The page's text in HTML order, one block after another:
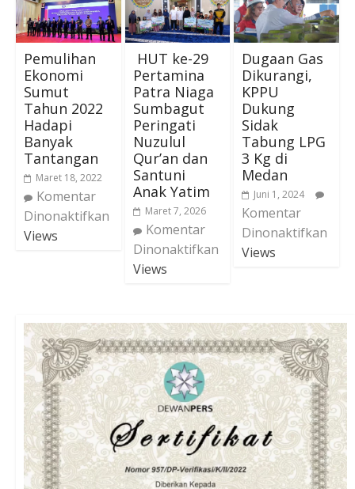
Pemulihan
Ekonomi
Sumut
Tahun 2022
Hadapi
Banyak
Tantangan
Maret 18, 2022
Komentar
Dinonaktifkan
Views
HUT ke-29
Pertamina
Patra Niaga
Sumbagut
Peringati
Nuzulul
Qur’an dan
Santuni
Anak Yatim
Maret 7, 2026
Komentar
Dinonaktifkan
Views
Dugaan Gas
Dikurangi,
KPPU
Dukung
Sidak
Tabung LPG
3 Kg di
Medan
Juni 1, 2024
Komentar
Dinonaktifkan
Views